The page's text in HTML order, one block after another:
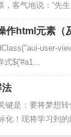
，客气地说：“先
出票嚷嚷着：“
？” 女孩仔细看了
作html元素（
user-
式$('#a1...
键是：要将梦想
化！现将学习到